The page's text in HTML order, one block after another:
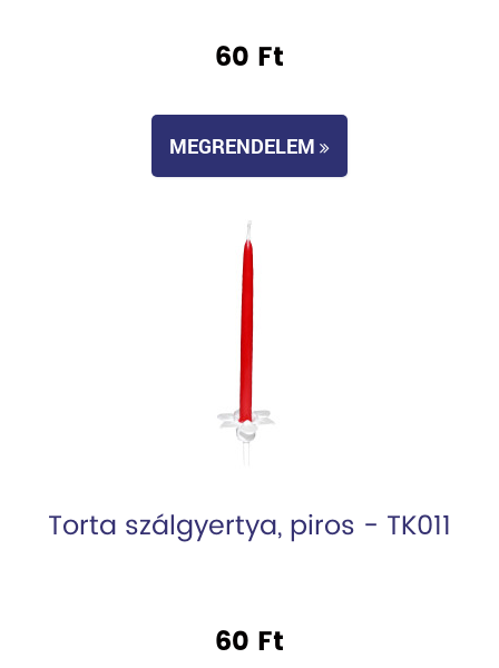
60 Ft
MEGRENDELEM
Torta szálgyertya, piros - TK011
60 Ft